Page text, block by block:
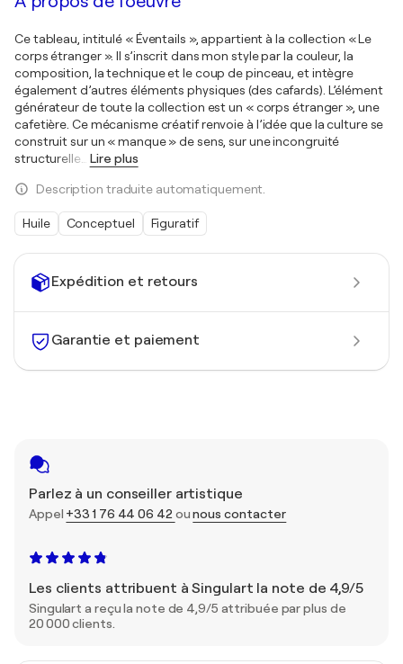
Expédition et retours
Garantie et paiement
Parlez à un conseiller artistique
Appel +33 1 76 44 06 42 ounous contacter
Les clients attribuent à Singulart la note de 4,9/5
Singulart a reçu la note de 4,9/5 attribuée par plus de
20 000 clients.
Ce tableau, intitulé « Éventails », appartient à la collection « Le
corps étranger ». Il s’inscrit dans mon style par la couleur, la
composition, la technique et le coup de pinceau, et intègre
également d’autres éléments physiques (des cafards). L’élément
générateur de toute la collection est un « corps étranger », une
cafetière. Ce mécanisme créatif renvoie à l’idée que la culture se
construit sur un « manque » de sens, sur une incongruité
structurelle
Lire plus
Description traduite automatiquement.
Huile Conceptuel Figuratif